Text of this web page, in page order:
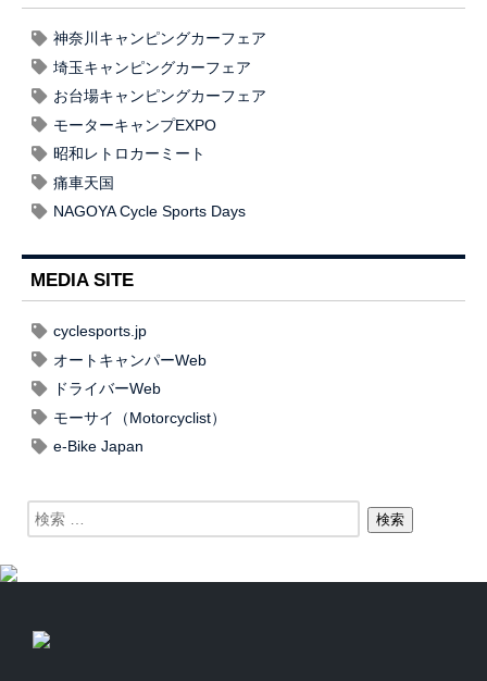
神奈川キャンピングカーフェア
埼玉キャンピングカーフェア
お台場キャンピングカーフェア
モーターキャンプEXPO
昭和レトロカーミート
痛車天国
NAGOYA Cycle Sports Days
MEDIA SITE
cyclesports.jp
オートキャンパーWeb
ドライバーWeb
モーサイ（Motorcyclist）
e-Bike Japan